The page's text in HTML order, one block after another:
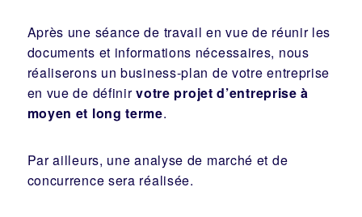
Après une séance de travail en vue de réunir les
documents et informations nécessaires, nous
réaliserons un business-plan de votre entreprise
en vue de définirvotre projet d’entreprise à
moyen et long terme.
Par ailleurs, une analyse de marché et de
concurrence sera réalisée.